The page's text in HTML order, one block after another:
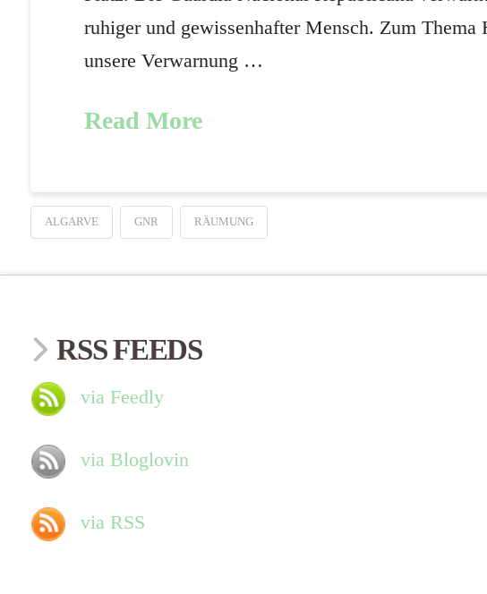
ruhiger und gewissenhafter Mensch. Zum
unsere Verwarnung …
Read More
ALGARVE GNR RÄUMUNG
RSS FEEDS
via Feedly
via Bloglovin
via RSS